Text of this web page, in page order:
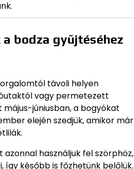
bodza gyűjtéséhez
távoli helyen
vagy permetezett
júniusban, a bogyókat
elején szedjük, amikor már
használjuk fel szörphöz,
így később is főzhetünk belőlük.